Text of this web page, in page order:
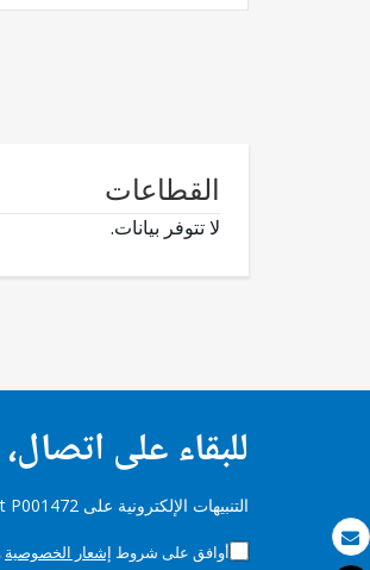
بريد الكتروني
القطاعات
لا تتوفر بيانات.
للبقاء على
التنبيهات الإلكترونية على Project P001472
أوافق على شروط إشعار الخصوصية